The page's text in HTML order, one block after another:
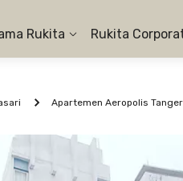
Rukita Rukita